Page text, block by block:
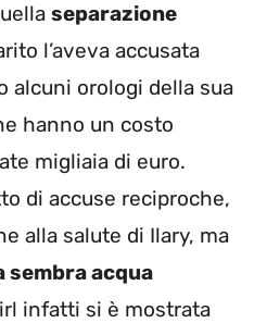
separazione
l’aveva accusata
alcuni orologi della sua
hanno un costo
migliaia di euro.
di accuse reciproche,
alla salute di Ilary, ma
sembra acqua
infatti si è mostrata